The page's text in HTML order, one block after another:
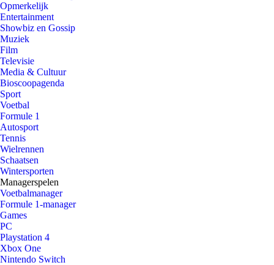
Opmerkelijk
Entertainment
Showbiz en Gossip
Muziek
Film
Televisie
Media & Cultuur
Bioscoopagenda
Sport
Voetbal
Formule 1
Autosport
Tennis
Wielrennen
Schaatsen
Wintersporten
Managerspelen
Voetbalmanager
Formule 1-manager
Games
PC
Playstation 4
Xbox One
Nintendo Switch